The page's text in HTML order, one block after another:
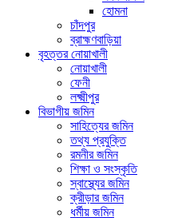
হোমনা
চাঁদপুর
ব্রাহ্মণবাড়িয়া
বৃহত্তর নোয়াখালী
নোয়াখালী
ফেনী
লক্ষ্মীপুর
বিভাগীয় জমিন
সাহিত্যের জমিন
তথ্য প্রযুক্তি
রমনীর জমিন
শিক্ষা ও সংস্কৃতি
স্বাস্থ্যের জমিন
ক্রীড়ার জমিন
ধর্মীয় জমিন